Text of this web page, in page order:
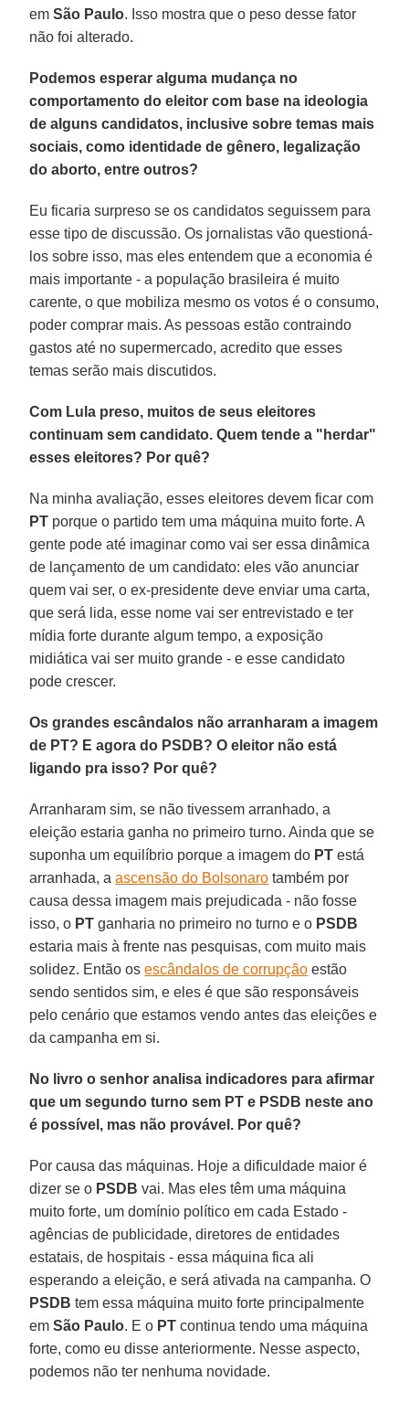
emSão Paulo. Isso mostra que o peso desse fator
não foi alterado.
Podemos esperar alguma mudança no
comportamento do eleitor com base na ideologia
de alguns candidatos, inclusive sobre temas mais
sociais, como identidade de gênero, legalização
do aborto, entre outros?
Eu ficaria surpreso se os candidatos seguissem para
esse tipo de discussão. Os jornalistas vão questioná-
los sobre isso, mas eles entendem que a economia é
mais importante - a população brasileira é muito
carente, o que mobiliza mesmo os votos é o consumo,
poder comprar mais. As pessoas estão contraindo
gastos até no supermercado, acredito que esses
temas serão mais discutidos.
Com Lula preso, muitos de seus eleitores
continuam sem candidato. Quem tende a "herdar"
esses eleitores? Por quê?
Na minha avaliação, esses eleitores devem ficar com
PT porque o partido tem uma máquina muito forte. A
gente pode até imaginar como vai ser essa dinâmica
de lançamento de um candidato: eles vão anunciar
quem vai ser, o ex-presidente deve enviar uma carta,
que será lida, esse nome vai ser entrevistado e ter
mídia forte durante algum tempo, a exposição
midiática vai ser muito grande - e esse candidato
pode crescer.
Os grandes escândalos não arranharam a imagem
de PT? E agora do PSDB? O eleitor não está
ligando pra isso? Por quê?
Arranharam sim, se não tivessem arranhado, a
eleição estaria ganha no primeiro turno. Ainda que se
suponha um equilíbrio porque a imagem do PT está
arranhada, aascensão do Bolsonaro também por
causa dessa imagem mais prejudicada - não fosse
isso, o PT ganharia no primeiro no turno e o PSDB
estaria mais à frente nas pesquisas, com muito mais
solidez. Então osescândalos de corrupção estão
sendo sentidos sim, e eles é que são responsáveis
pelo cenário que estamos vendo antes das eleições e
da campanha em si.
No livro o senhor analisa indicadores para afirmar
que um segundo turno sem PT e PSDB neste ano
é possível, mas não provável. Por quê?
Por causa das máquinas. Hoje a dificuldade maior é
dizer se o PSDB vai. Mas eles têm uma máquina
muito forte, um domínio político em cada Estado -
agências de publicidade, diretores de entidades
estatais, de hospitais - essa máquina fica ali
esperando a eleição, e será ativada na campanha. O
PSDB tem essa máquina muito forte principalmente
emSão Paulo. E o PT continua tendo uma máquina
forte, como eu disse anteriormente. Nesse aspecto,
podemos não ter nenhuma novidade.